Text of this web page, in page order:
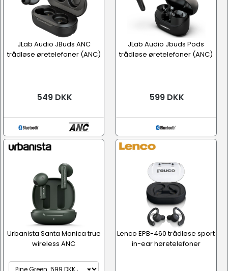
JLab Audio JBuds ANC
trådløse øretelefoner (ANC)
549 DKK
JLab Audio Jbuds Pods
trådløse øretelefoner (ANC)
599 DKK
Urbanista Santa Monica true
wireless ANC
Lenco EPB-460 trådløse sport
in-ear høretelefoner